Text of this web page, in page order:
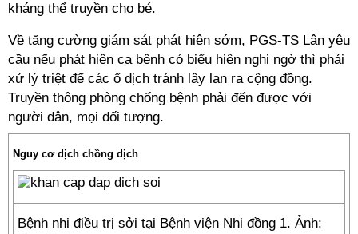
kháng thể truyền cho bé.
Về tăng cường giám sát phát hiện sớm, PGS-TS Lân yêu
cầu nếu phát hiện ca bệnh có biểu hiện nghi ngờ thì phải
xử lý triệt để các ổ dịch tránh lây lan ra cộng đồng.
Truyền thông phòng chống bệnh phải đến được với
người dân, mọi đối tượng.
Nguy cơ dịch chồng dịch
Bệnh nhi điều trị sởi tại Bệnh viện Nhi đồng 1. Ảnh: